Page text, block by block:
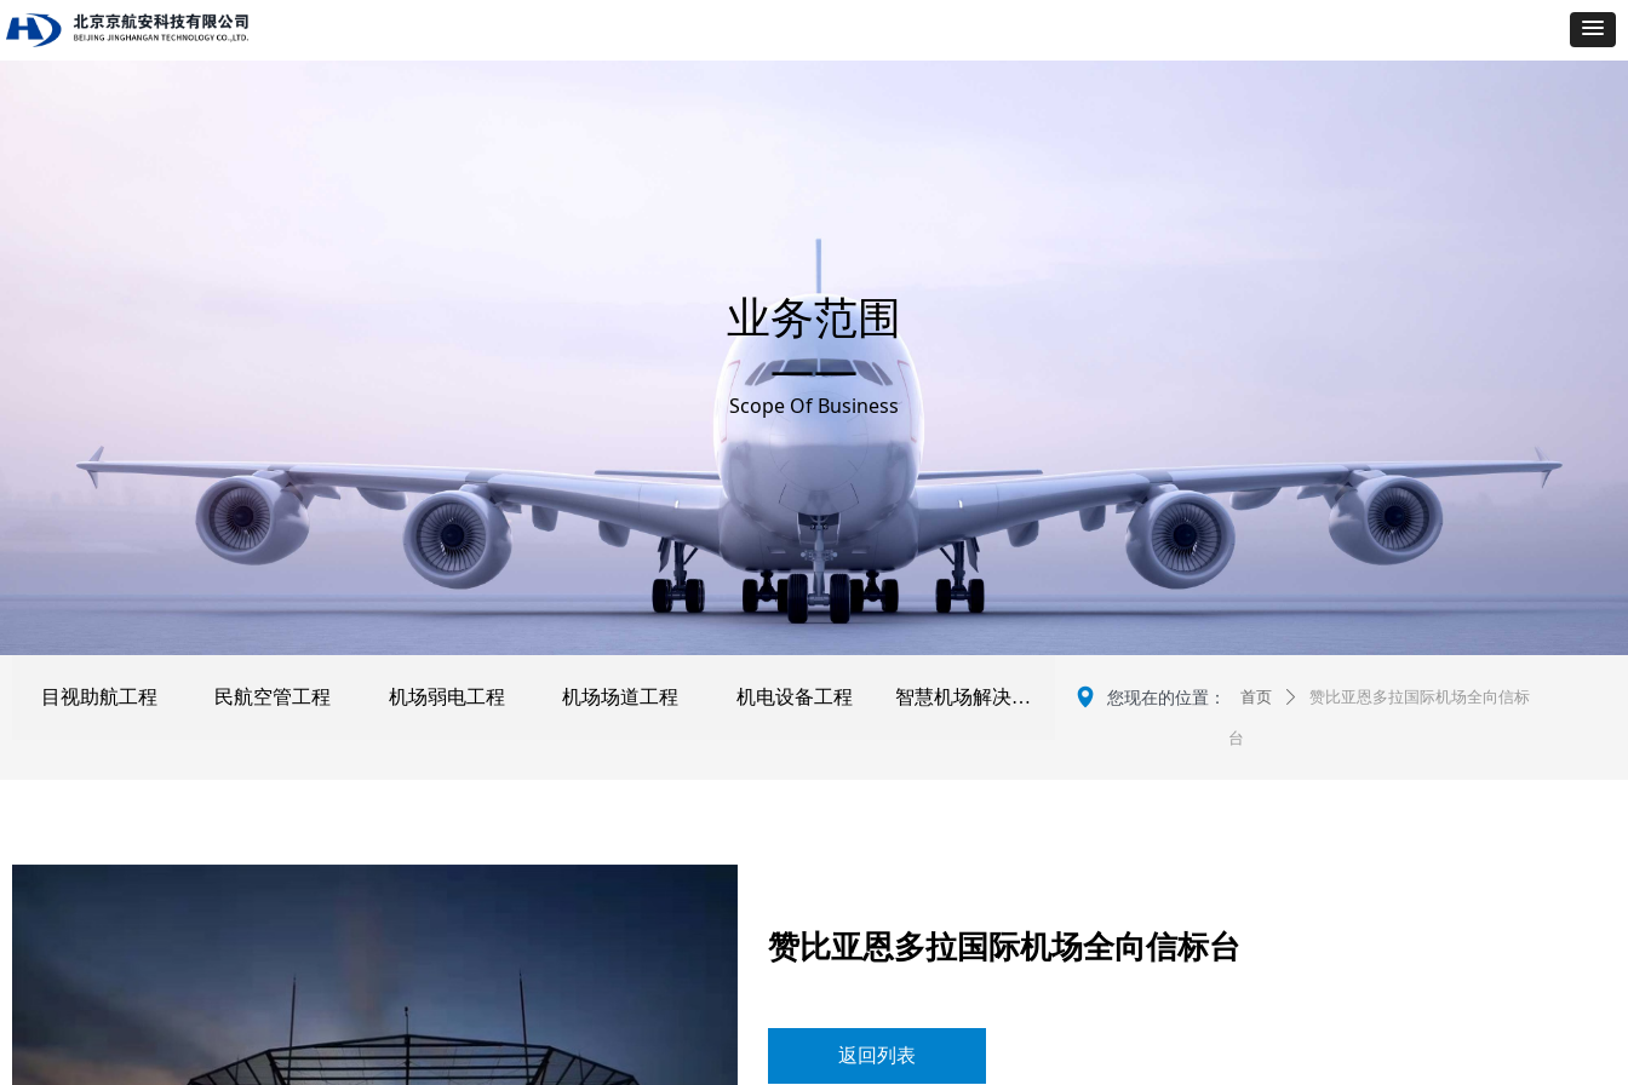
业务范围
——
Scope Of Business
넹 您现在的位置： 首页 ꄲ 赞比亚恩多拉国际机场全向信标
台
目视助航工程 民航空管工程 机场弱电工程 机场场道工程 机电设备工程 智慧机场解决方案
赞比亚恩多拉国际机场全向信标台
返回列表